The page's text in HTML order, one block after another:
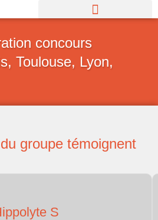
concours
Toulouse, Lyon,
groupe témoignent
S